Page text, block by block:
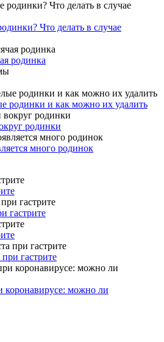
Что делать в случае
родинка
родинки и как можно их удалить
родинки
много родинок
гастрите
гастрите
можно ли